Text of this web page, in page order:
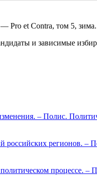
Pro et Contra, том 5, зима.
и зависимые
– Полис.
российских регионов.
процессе. –